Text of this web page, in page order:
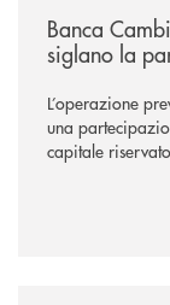
Banca
siglano la
L’operazione
una
capitale
comuni e sulla